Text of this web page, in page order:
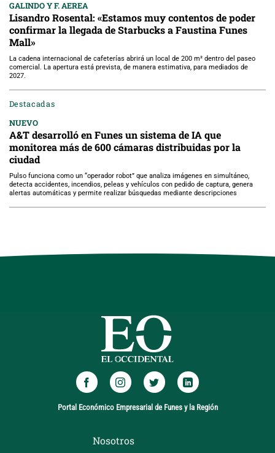
GALINDO Y F. AEREA
Lisandro Rosental: «Estamos muy contentos de poder
confirmar la llegada de Starbucks a Faustina Funes
Mall»
La cadena internacional de cafeterías abrirá un local de 200 m² dentro del paseo
comercial. La apertura está prevista, de manera estimativa, para mediados de
2027.
Destacadas
NUEVO
A&T desarrolló en Funes un sistema de IA que
monitorea más de 600 cámaras distribuidas por la
ciudad
Pulso funciona como un “operador robot” que analiza imágenes en simultáneo,
detecta accidentes, incendios, peleas y vehículos con pedido de captura, genera
alertas automáticas y permite realizar búsquedas mediante descripciones
Portal Económico Empresarial de Funes y la Región
Nosotros